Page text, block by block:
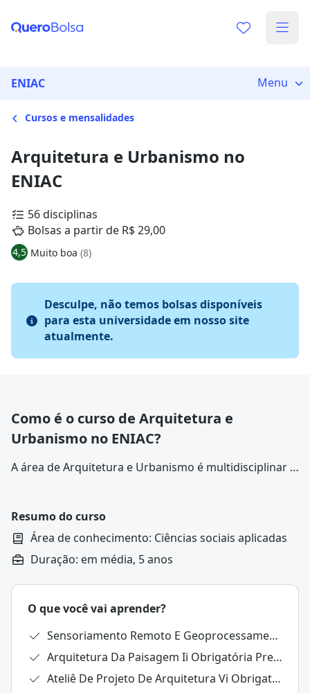
ENIAC Menu
Cursos e mensalidades
Arquitetura e Urbanismo no
ENIAC
56 disciplinas
Bolsas a partir de R$ 29,00
4,5 Muito boa (8)
Desculpe, não temos bolsas disponíveis
para esta universidade em nosso site
atualmente.
Como é o curso de Arquitetura e
Urbanismo no ENIAC?
A área de Arquitetura e Urbanismo é multidisciplinar e
moradia, trabalho, lazer e convivência.
Resumo do curso
Área de conhecimento: Ciências sociais aplicadas
Duração: em média, 5 anos
O que você vai aprender?
Sensoriamento Remoto E Geoprocessamento Eletiva G2 À Distância
Arquitetura Da Paisagem Ii Obrigatória Presencial
Ateliê De Projeto De Arquitetura Vi Obrigatória Híbrida